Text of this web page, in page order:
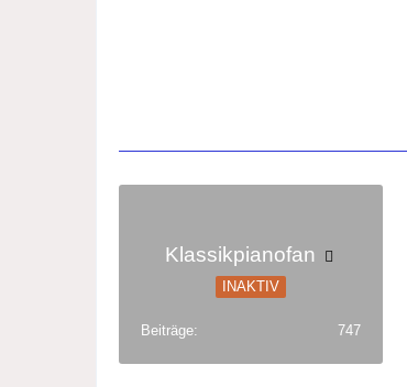
Klassikpianofan
INAKTIV
Beiträge 747